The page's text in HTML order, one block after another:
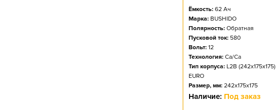
Ёмкость: 62 Ач
Марка: BUSHIDO
Полярность: Обратная
Пусковой ток: 580
Вольт: 12
Технология: Ca/Ca
Тип корпуса: L2B (242x175x175)
EURO
Размер, мм: 242x175x175
Наличие: Под заказ